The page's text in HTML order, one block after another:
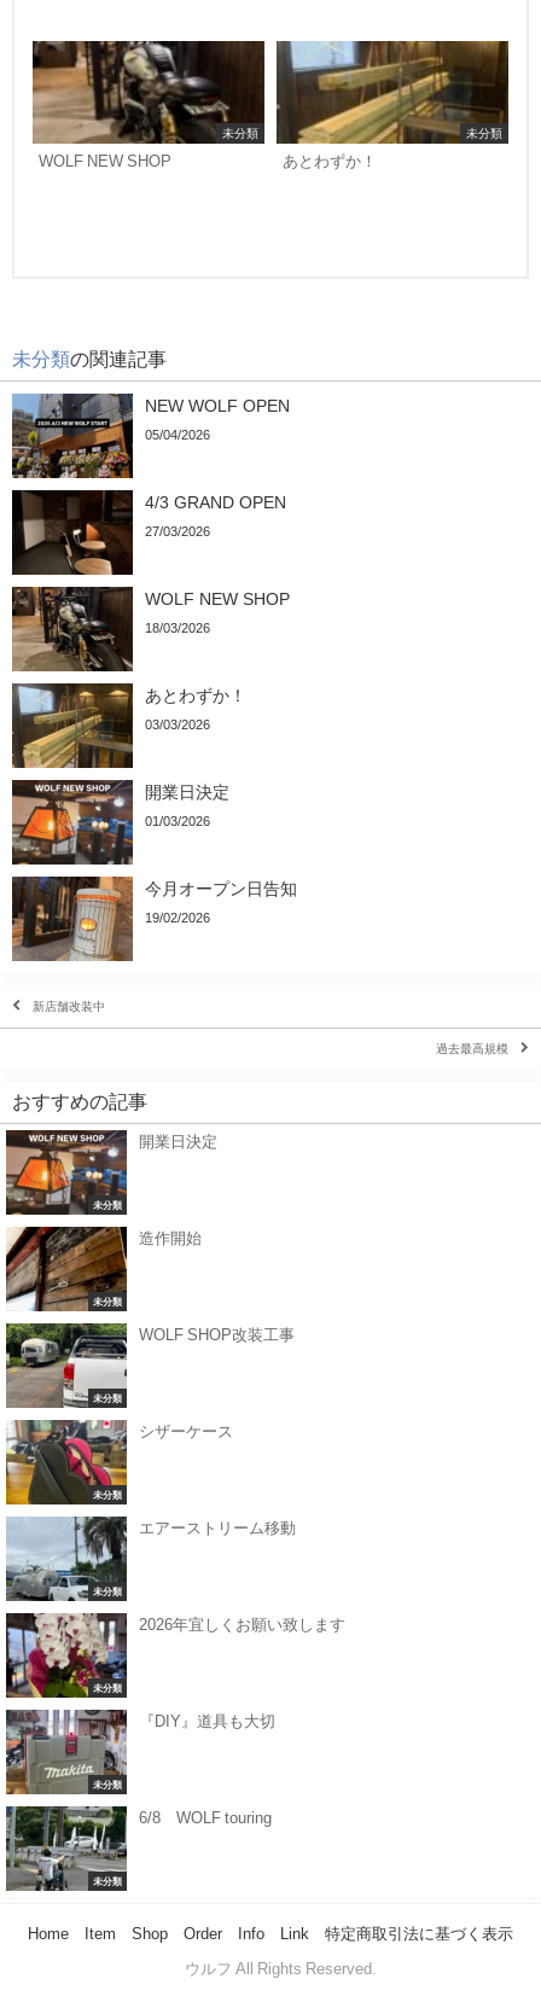
未分類
WOLF NEW SHOP
未分類
あとわずか！
未分類の関連記事
NEW WOLF OPEN
05/04/2026
4/3 GRAND OPEN
27/03/2026
WOLF NEW SHOP
18/03/2026
あとわずか！
03/03/2026
開業日決定
01/03/2026
今月オープン日告知
19/02/2026
新店舗改装中
過去最高規模
おすすめの記事
未分類
開業日決定
未分類
造作開始
未分類
WOLF SHOP改装工事
未分類
シザーケース
未分類
エアーストリーム移動
未分類
2026年宜しくお願い致します
未分類
『DIY』道具も大切
未分類
6/8 WOLF touring
Home Item Shop Order Info Link 特定商取引法に基づく表示
© ウルフ All Rights Reserved.